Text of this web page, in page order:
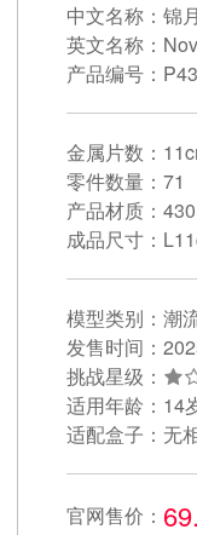
中文名称：锦
英文名称：
产品编号：
金属片数：
零件数量：71
产品材质：
成品尺寸：
模型类别：潮
发售时间：
挑战星级：
适用年龄：14
适配盒子：无
官网售价：